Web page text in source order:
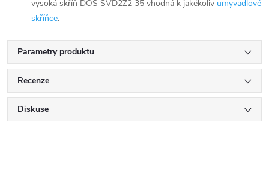
vysoká skříň DOS SVD2Z2 35 vhodná k jakékoliv umyvadlové
skříňce.
Parametry produktu
Recenze
Diskuse